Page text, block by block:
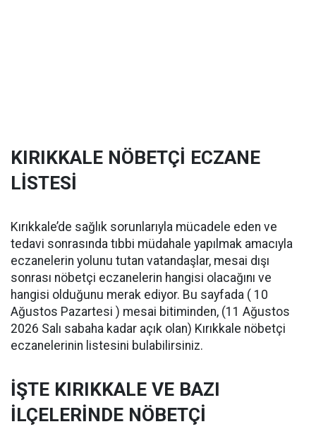
KIRIKKALE NÖBETÇİ ECZANE
LİSTESİ
Kırıkkale’de sağlık sorunlarıyla mücadele eden ve
tedavi sonrasında tıbbi müdahale yapılmak amacıyla
eczanelerin yolunu tutan vatandaşlar, mesai dışı
sonrası nöbetçi eczanelerin hangisi olacağını ve
hangisi olduğunu merak ediyor. Bu sayfada ( 10
Ağustos Pazartesi ) mesai bitiminden, (11 Ağustos
2026 Salı sabaha kadar açık olan) Kırıkkale nöbetçi
eczanelerinin listesini bulabilirsiniz.
İŞTE KIRIKKALE VE BAZI
İLÇELERİNDE NÖBETÇİ